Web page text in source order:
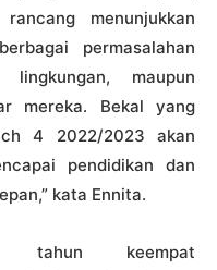
menunjukkan
permasalahan
maupun
mereka. Bekal yang
4 2022/2023 akan
pendidikan dan
kata Ennita.
tahun keempat